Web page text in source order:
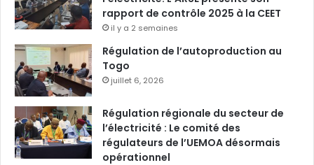
rapport de contrôle 2025 à la CEET
il y a 2 semaines
Régulation de l’autoproduction au
Togo
juillet 6, 2026
Régulation régionale du secteur de
l’électricité : Le comité des
régulateurs de l’UEMOA désormais
opérationnel